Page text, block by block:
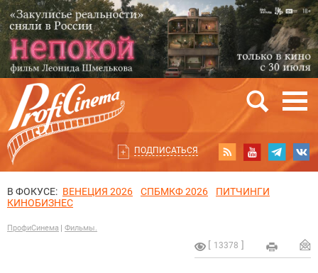
ПОДПИСАТЬСЯ
В ФОКУСЕ: ВЕНЕЦИЯ 2026 СПБМКФ 2026
ПИТЧИНГИ
КИНОБИЗНЕС
ПрофиСинема Фильмы.
13378